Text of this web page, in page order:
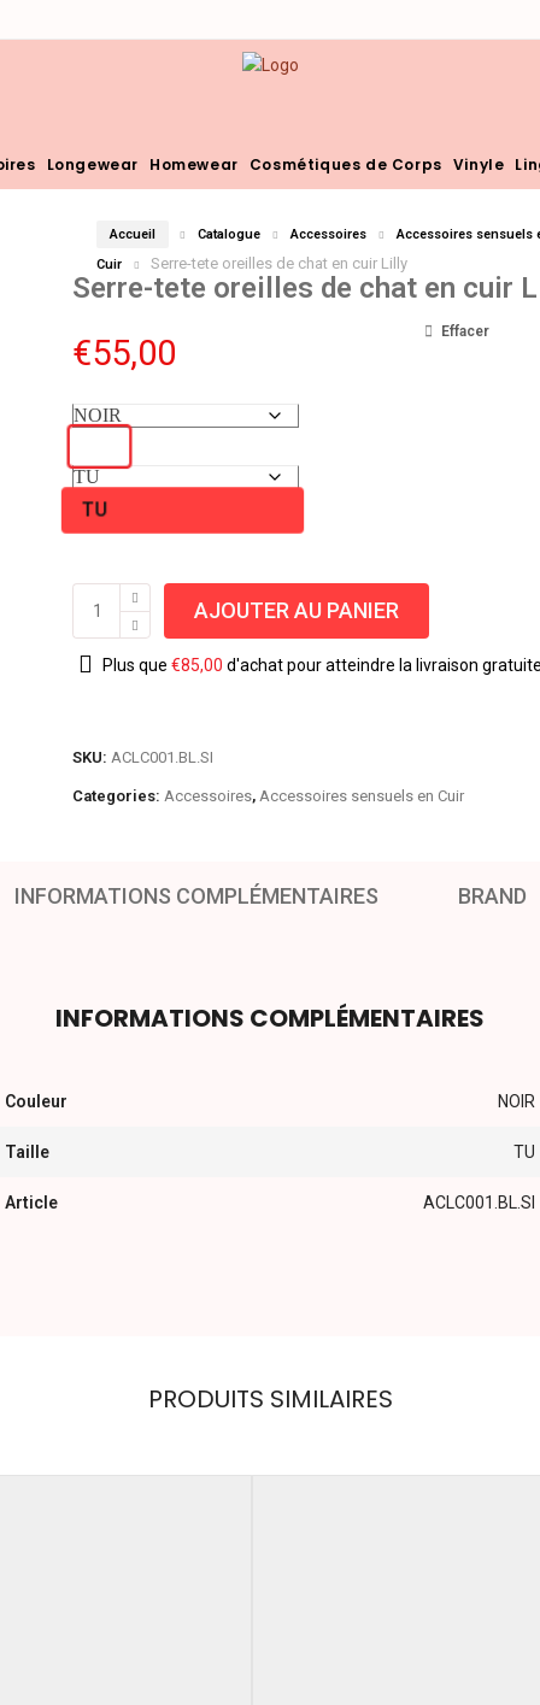
Longewear Homewear Cosmétiques de Corps Vinyle
Accueil Catalogue Accessoires
Accessoires sensuels
Cuir
Serre-tete oreilles de chat en cuir Lilly
Serre-tete oreilles de chat en cuir
€55,00
TU
Effacer
AJOUTER AU PANIER
Plus que€85,00 d'achat pour atteindre la livraison
SKU:ACLC001.BL.SI
Categories:Accessoires,Accessoires sensuels en Cuir
INFORMATIONS COMPLÉMENTAIRES BRAND
INFORMATIONS COMPLÉMENTAIRES
Couleur NOIR
Taille TU
Article ACLC001.BL.SI
PRODUITS SIMILAIRES